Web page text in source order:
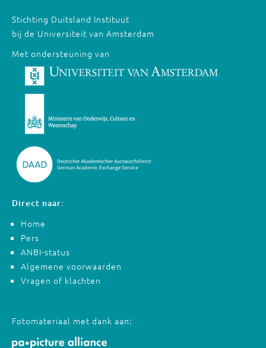
Stichting Duitsland Instituut
bij de Universiteit van Amsterdam
Met ondersteuning van
Direct naar:
Home
Pers
ANBI-status
Algemene voorwaarden
Vragen of klachten
Fotomateriaal met dank aan: